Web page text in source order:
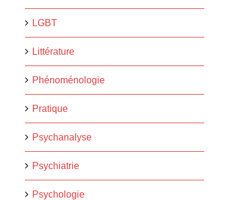
LGBT
Littérature
Phénoménologie
Pratique
Psychanalyse
Psychiatrie
Psychologie